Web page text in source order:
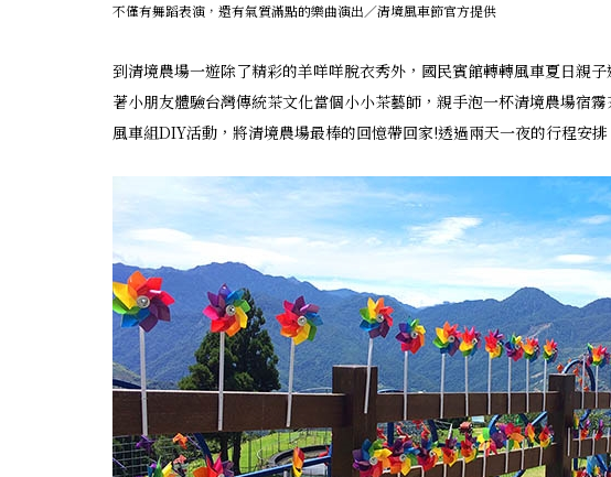
不僅有舞蹈表演，還有氣質滿點的樂曲演出／清境風車節官方提供
到清境農場一遊除了精彩的羊咩咩脫衣秀外，國民賓館轉轉風車夏日親
著小朋友體驗台灣傳統茶文化當個小小茶藝師，親手泡一杯清境農場宿
風車組DIY活動，將清境農場最棒的回憶帶回家!透過兩天一夜的行程安